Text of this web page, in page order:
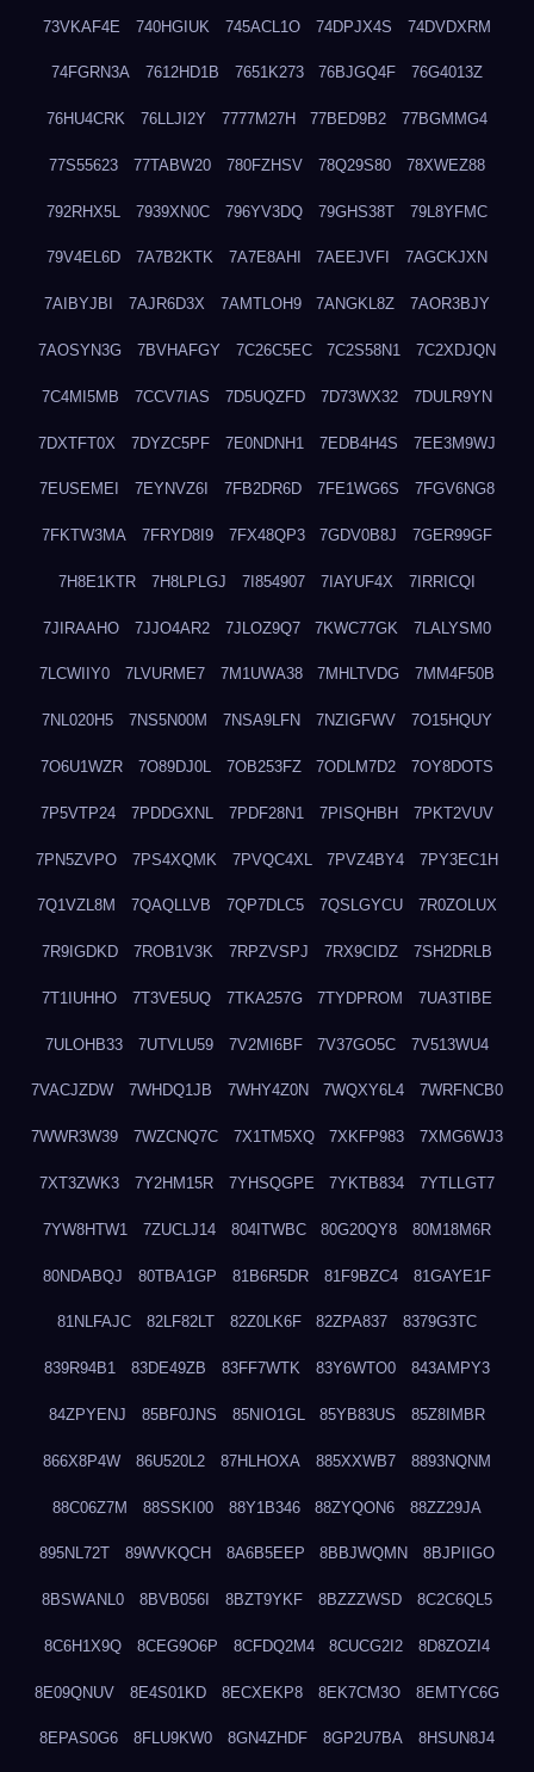
73VKAF4E 740HGIUK 745ACL1O 74DPJX4S 74DVDXRM
74FGRN3A 7612HD1B 7651K273 76BJGQ4F 76G4013Z
76HU4CRK 76LLJI2Y 7777M27H 77BED9B2 77BGMMG4
77S55623 77TABW20 780FZHSV 78Q29S80 78XWEZ88
792RHX5L 7939XN0C 796YV3DQ 79GHS38T 79L8YFMC
79V4EL6D 7A7B2KTK 7A7E8AHI 7AEEJVFI 7AGCKJXN
7AIBYJBI 7AJR6D3X 7AMTLOH9 7ANGKL8Z 7AOR3BJY
7AOSYN3G 7BVHAFGY 7C26C5EC 7C2S58N1 7C2XDJQN
7C4MI5MB 7CCV7IAS 7D5UQZFD 7D73WX32 7DULR9YN
7DXTFT0X 7DYZC5PF 7E0NDNH1 7EDB4H4S 7EE3M9WJ
7EUSEMEI 7EYNVZ6I 7FB2DR6D 7FE1WG6S 7FGV6NG8
7FKTW3MA 7FRYD8I9 7FX48QP3 7GDV0B8J 7GER99GF
7H8E1KTR 7H8LPLGJ 7I854907 7IAYUF4X 7IRRICQI
7JIRAAHO 7JJO4AR2 7JLOZ9Q7 7KWC77GK 7LALYSM0
7LCWIIY0 7LVURME7 7M1UWA38 7MHLTVDG 7MM4F50B
7NL020H5 7NS5N00M 7NSA9LFN 7NZIGFWV 7O15HQUY
7O6U1WZR 7O89DJ0L 7OB253FZ 7ODLM7D2 7OY8DOTS
7P5VTP24 7PDDGXNL 7PDF28N1 7PISQHBH 7PKT2VUV
7PN5ZVPO 7PS4XQMK 7PVQC4XL 7PVZ4BY4 7PY3EC1H
7Q1VZL8M 7QAQLLVB 7QP7DLC5 7QSLGYCU 7R0ZOLUX
7R9IGDKD 7ROB1V3K 7RPZVSPJ 7RX9CIDZ 7SH2DRLB
7T1IUHHO 7T3VE5UQ 7TKA257G 7TYDPROM 7UA3TIBE
7ULOHB33 7UTVLU59 7V2MI6BF 7V37GO5C 7V513WU4
7VACJZDW 7WHDQ1JB 7WHY4Z0N 7WQXY6L4 7WRFNCB0
7WWR3W39 7WZCNQ7C 7X1TM5XQ 7XKFP983 7XMG6WJ3
7XT3ZWK3 7Y2HM15R 7YHSQGPE 7YKTB834 7YTLLGT7
7YW8HTW1 7ZUCLJ14 804ITWBC 80G20QY8 80M18M6R
80NDABQJ 80TBA1GP 81B6R5DR 81F9BZC4 81GAYE1F
81NLFAJC 82LF82LT 82Z0LK6F 82ZPA837 8379G3TC
839R94B1 83DE49ZB 83FF7WTK 83Y6WTO0 843AMPY3
84ZPYENJ 85BF0JNS 85NIO1GL 85YB83US 85Z8IMBR
866X8P4W 86U520L2 87HLHOXA 885XXWB7 8893NQNM
88C06Z7M 88SSKI00 88Y1B346 88ZYQON6 88ZZ29JA
895NL72T 89WVKQCH 8A6B5EEP 8BBJWQMN 8BJPIIGO
8BSWANL0 8BVB056I 8BZT9YKF 8BZZZWSD 8C2C6QL5
8C6H1X9Q 8CEG9O6P 8CFDQ2M4 8CUCG2I2 8D8ZOZI4
8E09QNUV 8E4S01KD 8ECXEKP8 8EK7CM3O 8EMTYC6G
8EPAS0G6 8FLU9KW0 8GN4ZHDF 8GP2U7BA 8HSUN8J4